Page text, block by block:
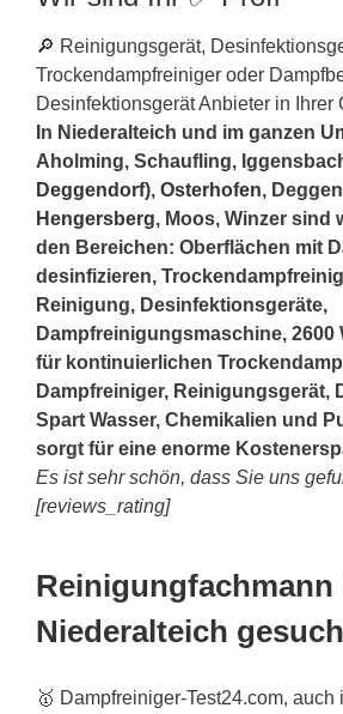
🔎 Reinigungsgerät,
Trockendampfreiniger oder
Desinfektionsgerät Anbieter in Ihrer
In Niederalteich und im ganzen
Aholming, Schaufling,
Deggendorf), Osterhofen,
Hengersberg, Moos, Winzer sind
den Bereichen: Oberflächen mit
desinfizieren,
Reinigung, Desinfektionsgeräte,
Dampfreinigungsmaschine, 2600
für kontinuierlichen
Dampfreiniger, Reinigungsgerät,
Spart Wasser, Chemikalien und
sorgt für eine enorme
Es ist sehr schön, dass Sie uns
[reviews_rating]
Reinigungfachmann
Niederalteich
🥇 Dampfreiniger-Test24.com,